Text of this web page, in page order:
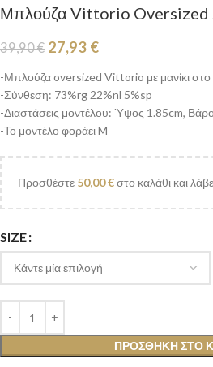
Μπλούζα Vittorio
39,90€ 27,93 €
-Μπλούζα oversized Vittorio με μανίκι
-Σύνθεση: 73%rg 22%nl 5%sp
-Διαστάσεις μοντέλου: Ύψος 1.85cm,
-Το μοντέλο φοράει M
Προσθέστε 50,00€στο καλάθι και
SIZE
ΠΡΟΣΘΉΚΗ ΣΤΟ